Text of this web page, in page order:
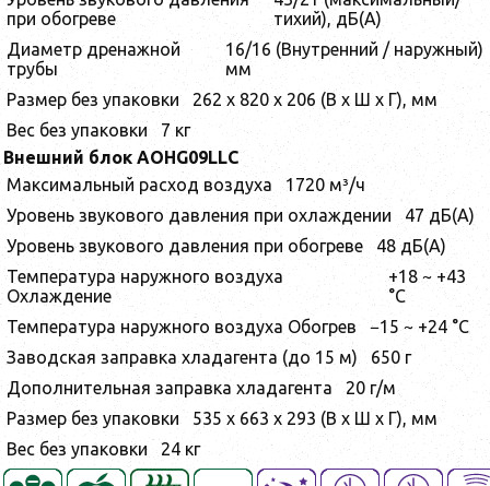
при обогреве
тихий), дБ(А)
Диаметр дренажной
трубы
16/16 (Внутренний / наружный)
мм
Размер без упаковки
262 x 820 x 206 (В х Ш х Г), мм
Вес без упаковки
7 кг
Внешний блок AOHG09LLC
Максимальный расход воздуха
1720 м³/ч
Уровень звукового давления при охлаждении
47 дБ(А)
Уровень звукового давления при обогреве
48 дБ(А)
Температура наружного воздуха
Охлаждение
+18 ~ +43
°С
Температура наружного воздуха Обогрев
−15 ~ +24 °С
Заводская заправка хладагента (до 15 м)
650 г
Дополнительная заправка хладагента
20 г/м
Размер без упаковки
535 x 663 x 293 (В х Ш х Г), мм
Вес без упаковки
24 кг